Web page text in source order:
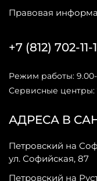
Правовая
АДРЕСА В
Петровский на
ул. Софийская, 87
Петровский на
+7 (812) 702-11-
Режим работы: 9.00-
Сервисные центры: